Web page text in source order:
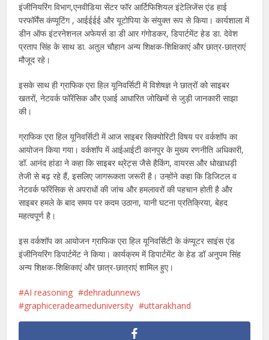
इंजीनियरिंग विभाग,एनवीडिया सेंटर फॉर आर्टिफिशियल इंटेलिजेंस एंड हाई
परफॉर्मेंस कंप्यूटिंग , आईईईई और यूटोपिया के संयुक्त रूप से किया। कार्यशाला में
डीन ऑफ इंटरनेशनल अफेयर्स डा डी आर गंगोडकर, डिपार्टमेंट हेड डा. देवेश
प्रताप सिंह के साथ डा. अतुल चौहान अन्य शिक्षक-शिक्षिकाएं और छात्र-छात्राएं
मौजूद रहे।
इसके साथ ही ग्राफिक एरा हिल यूनिवर्सिटी में विशेषज्ञ ने छात्रों को साइबर
खतरों, नेटवर्क फॉरेंसिक और एआई आधारित जोखिमों से जुड़ी जानकारी साझा
की।
ग्राफिक एरा हिल यूनिवर्सिटी में आज साइबर सिक्योरिटी विषय पर वर्कशॉप का
आयोजन किया गया। वर्कशॉप में आईआईटी कानपुर के मुख्य रणनीति अधिकारी,
डॉ. आनंद हांडा ने कहा कि साइबर थ्रेट्स जैसे हैकिंग, वायरस और धोखाधड़ी
तेजी से बढ़ रहे हैं, इसलिए जागरूकता जरूरी है। उन्होंने कहा कि डिजिटल व
नेटवर्क फॉरेंसिक से अपराधों की जांच और हमलावरों की पहचान होती है और
साइबर हमले के बाद समय पर कदम उठाना, यानी घटना प्रतिक्रिया, बेहद
महत्वपूर्ण है।
इस वर्कशॉप का आयोजन ग्राफिक एरा हिल यूनिवर्सिटी के कंप्यूटर साइंस एंड
इंजीनियरिंग डिपार्टमेंट ने किया। कार्यक्रम में डिपार्टमेंट के हेड डॉ अनुपम सिंह
अन्य शिक्षक-शिक्षिकाएं और छात्र-छात्राएं शामिल हुए।
AI reasoning
dehradunnews
graphiceradeameduniversity
uttarakhand